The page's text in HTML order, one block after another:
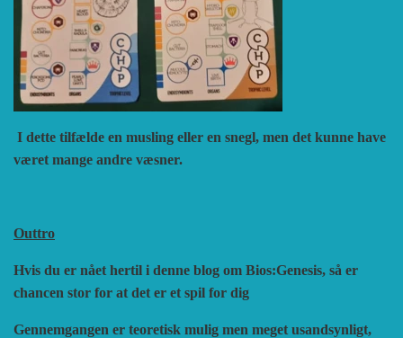
I dette tilfælde en musling eller en snegl, men det kunne have
været mange andre væsner.
Outtro
Hvis du er nået hertil i denne blog om Bios:Genesis, så er
chancen stor for at det er et spil for dig
Gennemgangen er teoretisk mulig men meget usandsynligt,